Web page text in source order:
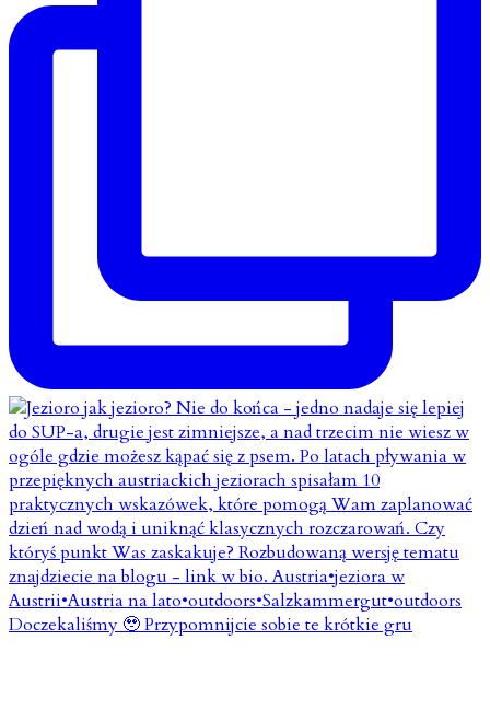
Doczekaliśmy 🥹 Przypomnijcie sobie te krótkie gru